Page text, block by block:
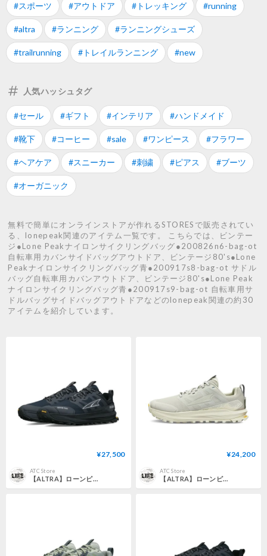
#スポーツ #アウトドア #トレッキング #running
#altra #ランニング #ランニングシューズ
#trailrunning #トレイルランニング #new
人気ハッシュタグ
#セール #ギフト #インテリア #ハンドメイド
#靴下 #コーヒー #sale #ワンピース #フラワー
#ヘアケア #スニーカー #刺繍 #ピアス #ブーツ
#オーガニック
無料で簡単にオンラインストアが作れるSTORESで販売されてい
る、lonepeak関連のアイテム一覧です。 こちらでは、ビンテー
ジ●Lone Peakナイロンサイクリングバッグ●200826n6-bag-ot
自転車用カバンサイドバッグアウトドア、ビンテージ80's●Lone
Peakナイロンサイクリングバッグ青●200917s8-bag-ot サドル
バッグ自転車用カバンアウトドア、ビンテージ80's●Lone Peak
ナイロンサイクリングバッグ青●200917s9-bag-ot 自転車用サ
ドルバッグサイドバッグアウトドアなどのlonepeak関連の約30
アイテムを紹介しています。
¥27,500
ATC Store
【ALTRA】ローンピーク 9+ GTX W / LONE PEAK 9+ GTX W (Black/Black)
¥24,200
ATC Store
【ALTRA】ローンピーク 9+ W / LONE PEAK 9+ W (Brown/Tan)